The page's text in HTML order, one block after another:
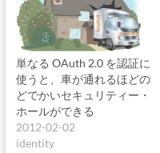
単なる OAuth 2.0 を認証に
使うと、車が通れるほどの
どでかいセキュリティー・
ホールができる
2012-02-02
identity